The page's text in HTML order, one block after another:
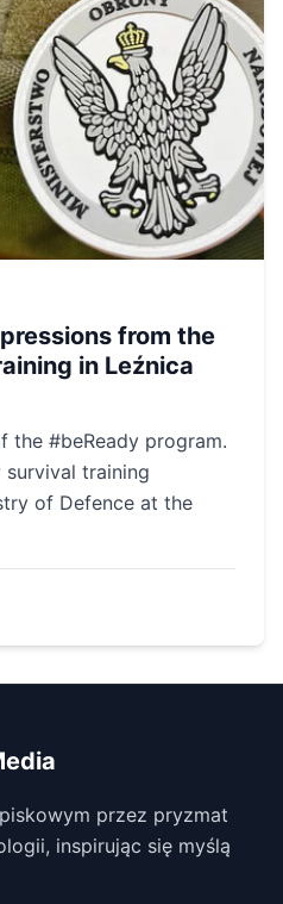
from the
in Leźnica
the #beReady program.
training
of Defence at the
przez pryzmat
inspirując się myślą